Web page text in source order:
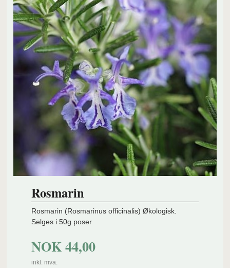
Rosmarin
Rosmarin (Rosmarinus officinalis) Økologisk.
Selges i 50g poser
NOK44,00
inkl. mva.